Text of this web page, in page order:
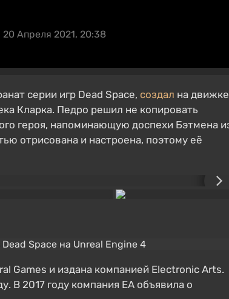
20 Апреля 2021, 20:38
серии игр Dead Space, создал на движке
Кларка. Педро решил не копировать
героя, напоминающую доспехи Бэтмена
отрисована и настроена, поэтому её
Games и издана компанией Electronic Arts.
В 2017 году компания EA объявила о